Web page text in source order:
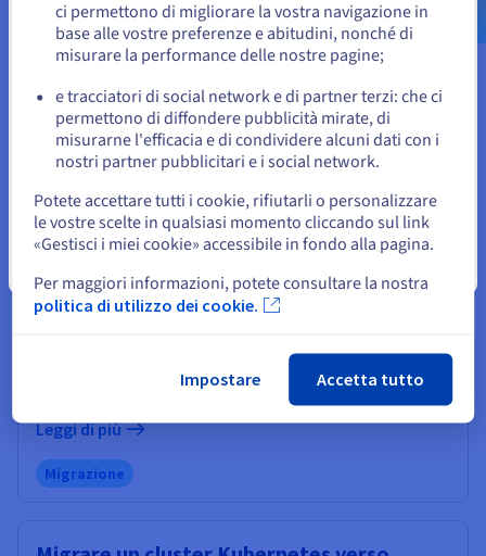
Leggi di più
Migrazione
Migrare da un provider di storage a
oggetti compatibile con S3 a Object
Segui gli step dettagliati per migrare da un provider di
di gestire le risorse di storage cloud.
Leggi di più
Migrazione
o
Resta sul sito web attuale
Seleziona un altro sito web
ci permettono di migliorare la vostra navigazione in
base alle vostre preferenze e abitudini, nonché di
misurare la performance delle nostre pagine;
e tracciatori di social network e di partner terzi: che ci
permettono di diffondere pubblicità mirate, di
misurarne l'efficacia e di condividere alcuni dati con i
nostri partner pubblicitari e i social network.
Potete accettare tutti i cookie, rifiutarli o personalizzare
le vostre scelte in qualsiasi momento cliccando sul link
«Gestisci i miei cookie» accessibile in fondo alla pagina.
Per maggiori informazioni, potete consultare la nostra
politica di utilizzo dei cookie.
Impostare Accetta tutto